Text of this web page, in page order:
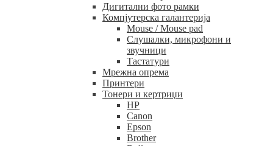
Дигитални фото рамки
Компјутерска галантерија
Mouse / Mouse pad
Слушалки, микрофони и
звучници
Тастатури
Мрежна опрема
Принтери
Тонери и кертриџи
HP
Canon
Epson
Brother